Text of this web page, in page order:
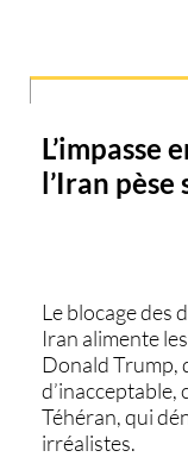
L’impasse
l’Iran pèse
Le blocage des
Iran alimente
Donald Trump,
Téhéran, qui
irréalistes.